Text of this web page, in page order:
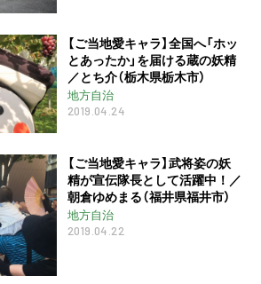
【ご当地愛キャラ】全国へ「ホッ
とあったか」を届ける蔵の妖精
／とち介（栃木県栃木市）
地方自治
2019.04.24
【ご当地愛キャラ】武将姿の妖
精が宣伝隊長として活躍中！／
朝倉ゆめまる（福井県福井市）
地方自治
2019.04.22